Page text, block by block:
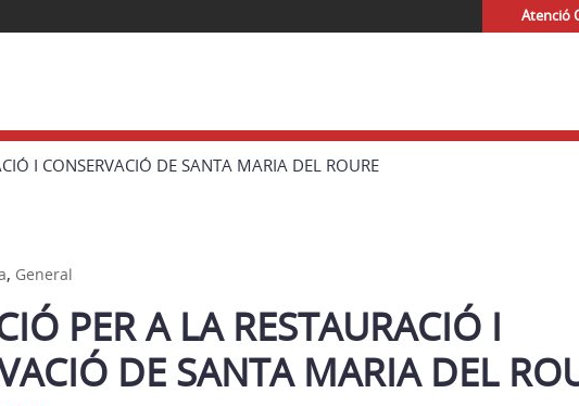
Atenció
I CONSERVACIÓ DE SANTA MARIA DEL ROURE
, General
PER A LA RESTAURACIÓ I
DE SANTA MARIA DEL